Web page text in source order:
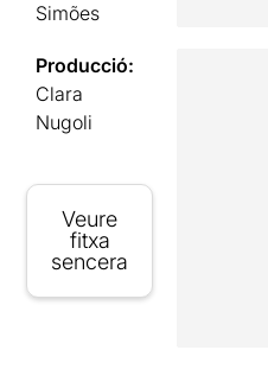
Simões
Producció:
Clara
Nugoli
Veure
fitxa
sencera